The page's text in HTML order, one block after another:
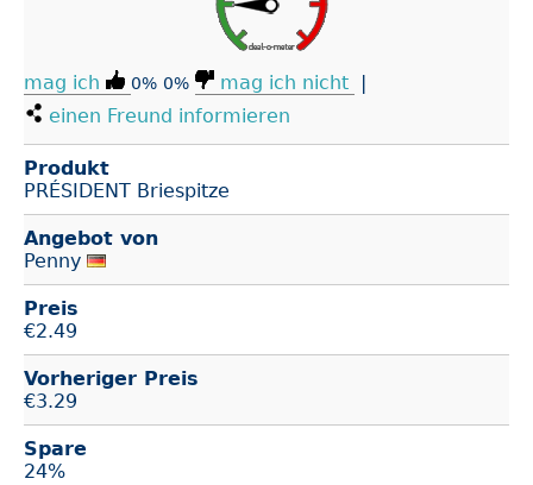
mag ich 0% 0% mag ich nicht
einen Freund informieren
Produkt
PRÉSIDENT Brie­spitze
Angebot von
Penny
Preis
€2.49
Vorheriger Preis
€3.29
Spare
24%